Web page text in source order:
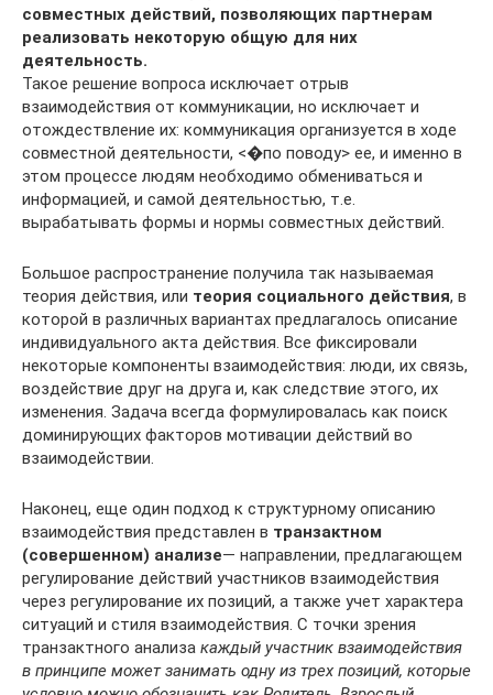
совместных действий, позволяющих партнерам
реализовать некоторую общую для них
деятельность.
Такое решение вопроса исключает отрыв
взаимодействия от коммуникации, но исключает и
отождествление их: коммуникация организуется в ходе
совместной деятельности, <�по поводу> ее, и именно в
этом процессе людям необходимо обмениваться и
информацией, и самой деятельностью, т.е.
вырабатывать формы и нормы совместных действий.
Большое распространение получила так называемая
теория действия, или теория социального действия, в
которой в различных вариантах предлагалось описание
индивидуального акта действия. Все фиксировали
некоторые компоненты взаимодействия: люди, их связь,
воздействие друг на друга и, как следствие этого, их
изменения. Задача всегда формулировалась как поиск
доминирующих факторов мотивации действий во
взаимодействии.
Наконец, еще один подход к структурному описанию
взаимодействия представлен в транзактном
(совершенном) анализе— направлении, предлагающем
регулирование действий участников взаимодействия
через регулирование их позиций, а также учет характера
ситуаций и стиля взаимодействия. С точки зрения
транзактного анализа каждый участник взаимодействия
в принципе может занимать одну из трех позиций, которые